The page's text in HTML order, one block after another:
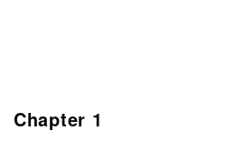
Chapter 1